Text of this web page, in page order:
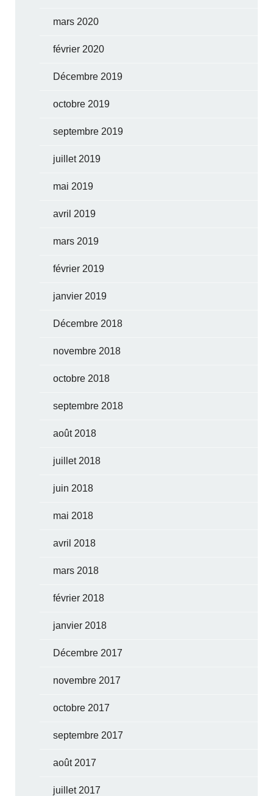
mars 2020
février 2020
Décembre 2019
octobre 2019
septembre 2019
juillet 2019
mai 2019
avril 2019
mars 2019
février 2019
janvier 2019
Décembre 2018
novembre 2018
octobre 2018
septembre 2018
août 2018
juillet 2018
juin 2018
mai 2018
avril 2018
mars 2018
février 2018
janvier 2018
Décembre 2017
novembre 2017
octobre 2017
septembre 2017
août 2017
juillet 2017